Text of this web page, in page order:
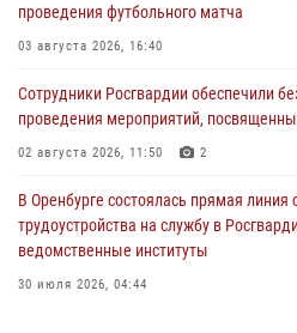
проведения футбольного матча
03 августа 2026, 16:40
Сотрудники Росгвардии обеспечили
проведения мероприятий,
02 августа 2026, 11:50 2
В Оренбурге состоялась прямая
трудоустройства на службу в
ведомственные институты
30 июля 2026, 04:44